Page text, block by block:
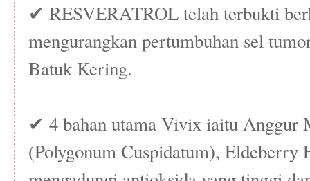
✔ RESVERATROL telah terbukti
mengurangkan pertumbuhan sel
Batuk Kering.
✔ 4 bahan utama Vivix iaitu Anggur
(Polygonum Cuspidatum), Eldeberry